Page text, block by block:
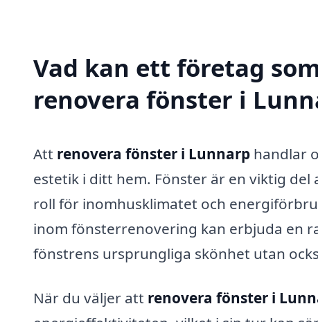
Vad kan ett företag
renovera fönster i
Att renovera fönster i Lunnarp handlar
estetik i ditt hem. Fönster är en viktig
roll för inomhusklimatet och
inom fönsterrenovering kan erbjuda en
fönstrens ursprungliga skönhet utan
När du väljer att renovera fönster i